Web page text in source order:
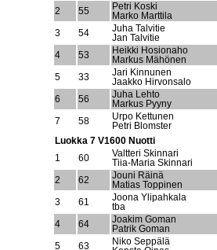
2
55
Petri Koski
Marko Marttila
3
54
Juha Talvitie
Jan Talvitie
4
53
Heikki Hosionaho
Markus Mähönen
5
33
Jari Kinnunen
Jaakko Hirvonsalo
6
56
Juha Lehto
Markus Pyyny
7
58
Urpo Kettunen
Petri Blomster
Luokka 7 V1600 Nuotti
1
60
Valtteri Skinnari
Tiia-Maria Skinnari
2
62
Jouni Räinä
Matias Toppinen
3
61
Joona Ylipahkala
tba
4
64
Joakim Goman
Patrik Goman
5
63
Niko Seppälä